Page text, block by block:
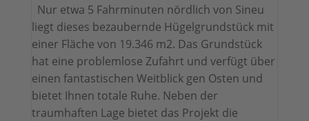
Nur etwa 5 Fahrminuten nördlich von Sineu
liegt dieses bezaubernde Hügelgrundstück mit
einer Fläche von 19.346 m2. Das Grundstück
hat eine problemlose Zufahrt und verfügt über
einen fantastischen Weitblick gen Osten und
bietet Ihnen totale Ruhe. Neben der
traumhaften Lage bietet das Projekt die